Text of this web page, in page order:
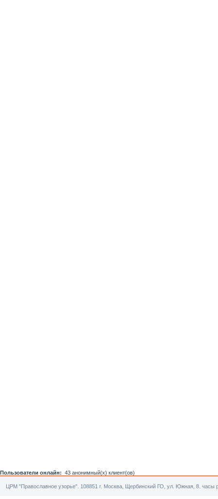
Пользователи онлайн: 43 анонимный(х) клиент(ов)
ЦРМ "Православное узорье". 108851 г. Москва, Щербинский ГО, ул. Южная, 8. часы